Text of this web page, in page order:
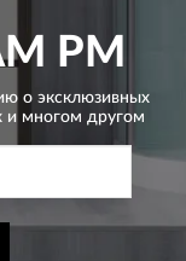
PM
о эксклюзивных
и многом другом